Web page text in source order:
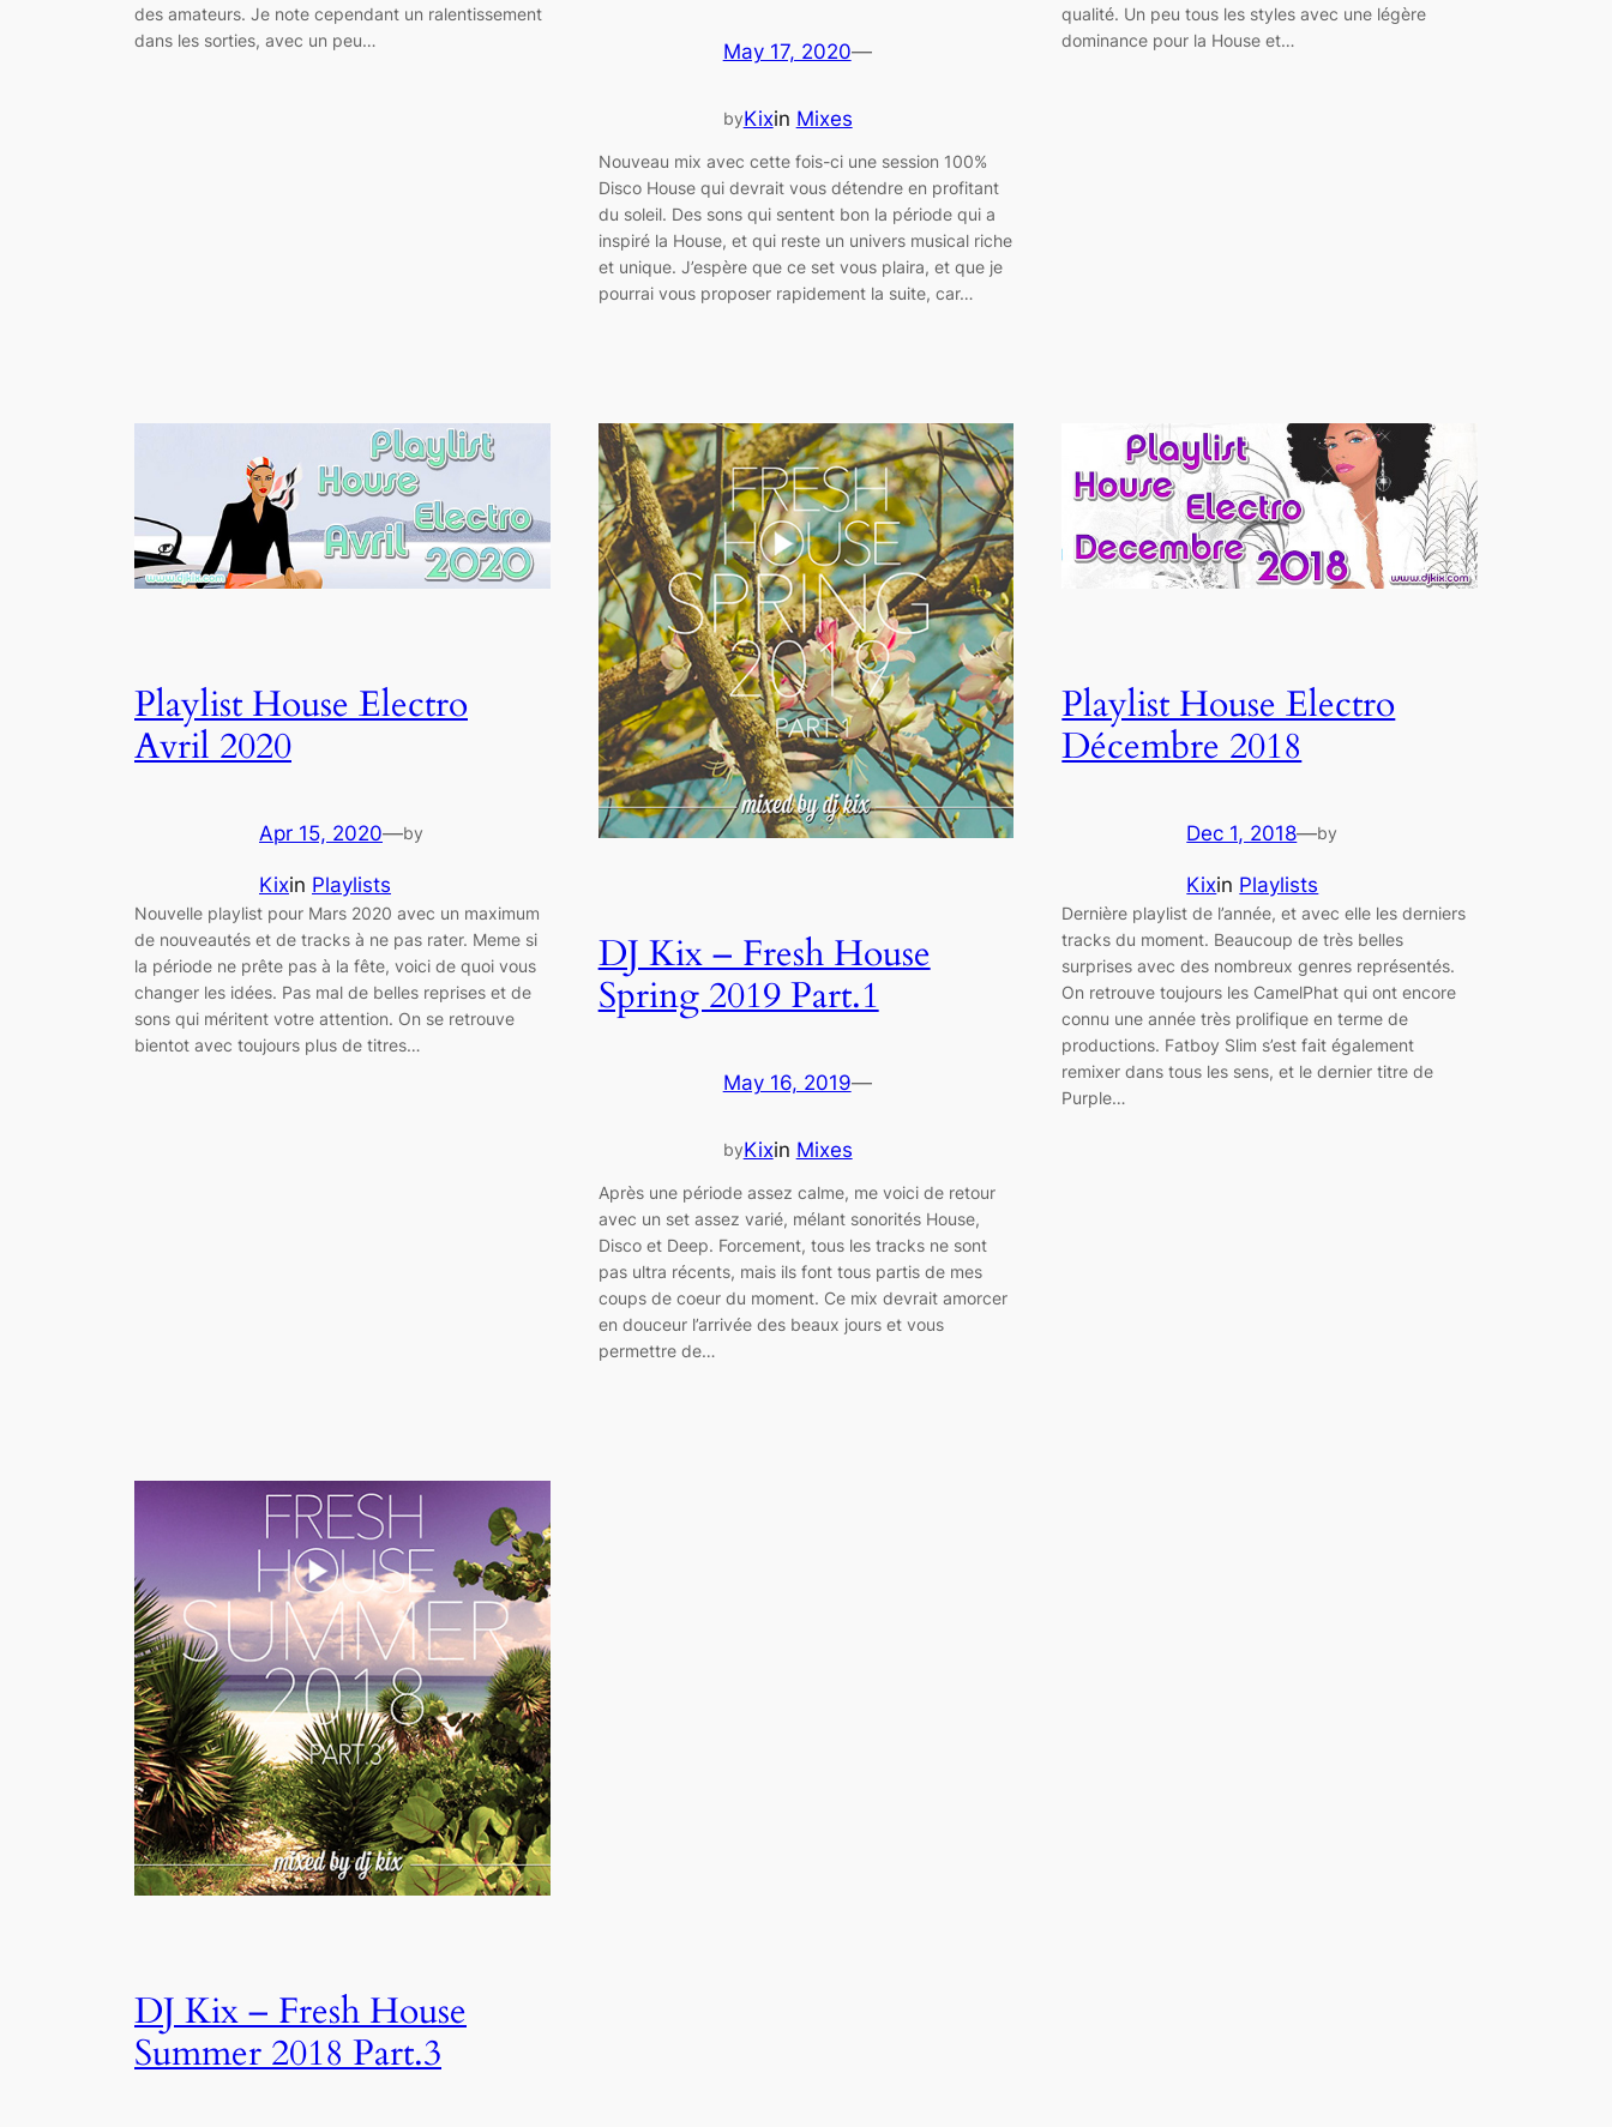
des amateurs. Je note cependant un ralentissement
dans les sorties, avec un peu…
May 17, 2020—
byKixin Mixes
Nouveau mix avec cette fois-ci une session 100%
Disco House qui devrait vous détendre en profitant
du soleil. Des sons qui sentent bon la période qui a
inspiré la House, et qui reste un univers musical riche
et unique. J’espère que ce set vous plaira, et que je
pourrai vous proposer rapidement la suite, car…
qualité. Un peu tous les styles avec une légère
dominance pour la House et…
Playlist House Electro
Avril 2020
Apr 15, 2020—by
Kixin Playlists
Nouvelle playlist pour Mars 2020 avec un maximum
de nouveautés et de tracks à ne pas rater. Meme si
la période ne prête pas à la fête, voici de quoi vous
changer les idées. Pas mal de belles reprises et de
sons qui méritent votre attention. On se retrouve
bientot avec toujours plus de titres…
DJ Kix – Fresh House
Spring 2019 Part.1
May 16, 2019—
byKixin Mixes
Après une période assez calme, me voici de retour
avec un set assez varié, mélant sonorités House,
Disco et Deep. Forcement, tous les tracks ne sont
pas ultra récents, mais ils font tous partis de mes
coups de coeur du moment. Ce mix devrait amorcer
en douceur l’arrivée des beaux jours et vous
permettre de…
Playlist House Electro
Décembre 2018
Dec 1, 2018—by
Kixin Playlists
Dernière playlist de l’année, et avec elle les derniers
tracks du moment. Beaucoup de très belles
surprises avec des nombreux genres représentés.
On retrouve toujours les CamelPhat qui ont encore
connu une année très prolifique en terme de
productions. Fatboy Slim s’est fait également
remixer dans tous les sens, et le dernier titre de
Purple…
DJ Kix – Fresh House
Summer 2018 Part.3